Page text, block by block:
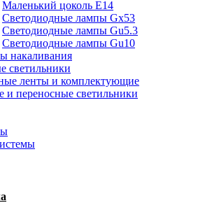
Маленький цоколь Е14
Светодиодные лампы Gx53
Светодиодные лампы Gu5.3
Светодиодные лампы Gu10
накаливания
светильники
ленты и комплектующие
и переносные светильники